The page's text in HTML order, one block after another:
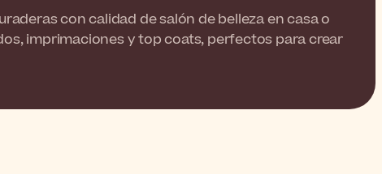
con calidad de salón de belleza en casa o
imprimaciones y top coats, perfectos para crear